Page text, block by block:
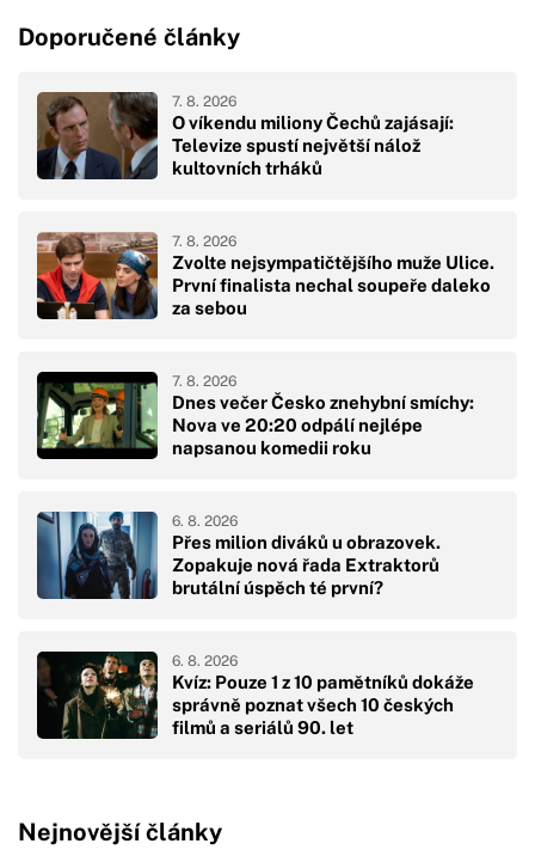
Doporučené články
O víkendu miliony Čechů zajásají:
Televize spustí největší nálož
kultovních trháků
7. 8. 2026
Zvolte nejsympatičtějšího muže Ulice.
První finalista nechal soupeře daleko
za sebou
7. 8. 2026
Dnes večer Česko znehybní smíchy:
Nova ve 20:20 odpálí nejlépe
napsanou komedii roku
7. 8. 2026
Přes milion diváků u obrazovek.
Zopakuje nová řada Extraktorů
brutální úspěch té první?
6. 8. 2026
Kvíz: Pouze 1 z 10 pamětníků dokáže
správně poznat všech 10 českých
filmů a seriálů 90. let
6. 8. 2026
Nejnovější články